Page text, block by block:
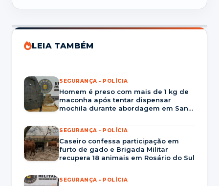
LEIA TAMBÉM
SEGURANÇA - POLÍCIA
Homem é preso com mais de 1 kg de
maconha após tentar dispensar
mochila durante abordagem em Santa
SEGURANÇA - POLÍCIA
Caseiro confessa participação em
furto de gado e Brigada Militar
recupera 18 animais em Rosário do Sul
SEGURANÇA - POLÍCIA